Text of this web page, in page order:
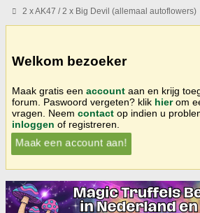
2 x AK47 / 2 x Big Devil (allemaal autoflowers)
Welkom bezoeker
Maak gratis een account aan en krijg
forum. Paswoord vergeten? klik hierom
vragen. Neem contact op indien u
inloggen of registreren.
Maak een account aan!